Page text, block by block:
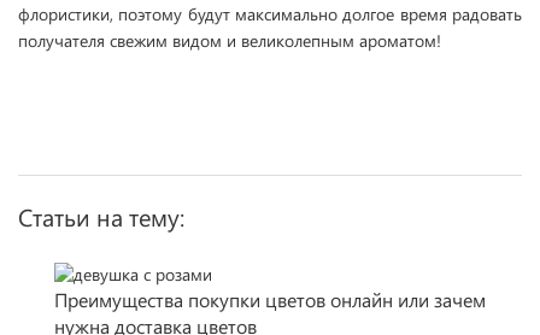
флористики, поэтому будут максимально долгое время радовать
получателя свежим видом и великолепным ароматом!
Статьи на тему:
Преимущества покупки цветов онлайн или зачем
нужна доставка цветов